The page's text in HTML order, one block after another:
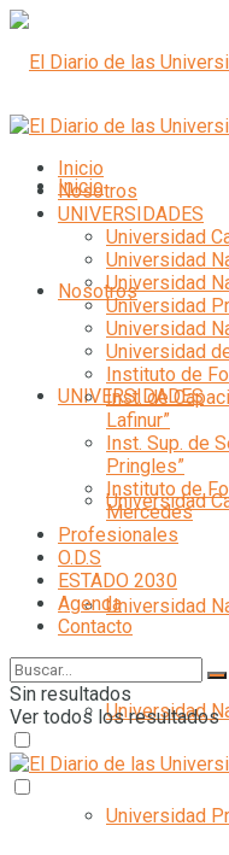
Inicio
Nosotros
UNIVERSIDADES
Universidad
Universidad
Universidad
Universidad
Inicio
Nosotros
UNIVERSIDADES
Universidad
Universidad
Universidad
Universidad
Universidad
Universidad
Instituto de
Inst. de
Lafinur”
Inst. Sup. de
Pringles”
Instituto de
Mercedes
Profesionales
O.D.S
ESTADO 2030
Agenda
Contacto
Sin resultados
Ver todos los resultados